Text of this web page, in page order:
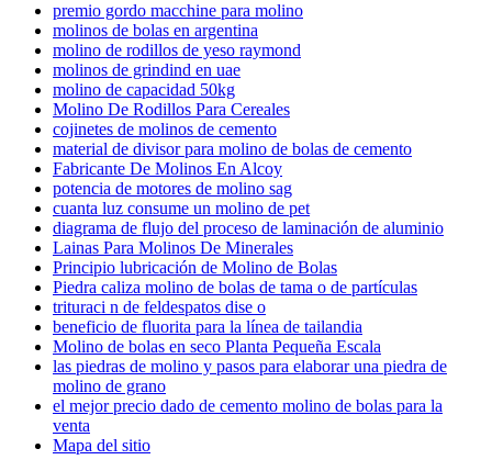
premio gordo macchine para molino
molinos de bolas en argentina
molino de rodillos de yeso raymond
molinos de grindind en uae
molino de capacidad 50kg
Molino De Rodillos Para Cereales
cojinetes de molinos de cemento
material de divisor para molino de bolas de cemento
Fabricante De Molinos En Alcoy
potencia de motores de molino sag
cuanta luz consume un molino de pet
diagrama de flujo del proceso de laminación de aluminio
Lainas Para Molinos De Minerales
Principio lubricación de Molino de Bolas
Piedra caliza molino de bolas de tama o de partículas
trituraci n de feldespatos dise o
beneficio de fluorita para la línea de tailandia
Molino de bolas en seco Planta Pequeña Escala
las piedras de molino y pasos para elaborar una piedra de
molino de grano
el mejor precio dado de cemento molino de bolas para la
venta
Mapa del sitio